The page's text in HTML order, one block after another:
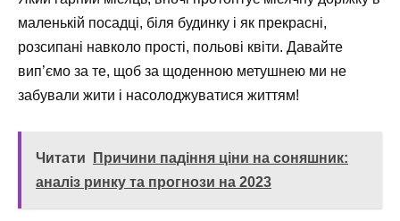
маленькій посадці, біля будинку і як прекрасні,
розсипані навколо прості, польові квіти. Давайте
вип’ємо за те, щоб за щоденною метушнею ми не
забували жити і насолоджуватися життям!
Читати
Причини падіння ціни на соняшник:
аналіз ринку та прогнози на 2023